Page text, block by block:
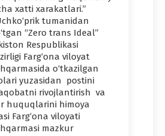
xatti xarakatlari.”
tumanidan
“Zero trans Ideal”
Respublikasi
Farg‘ona viloyat
o‘tkazilgan
yuzasidan postini
rivojlantirish va
huquqlarini himoya
Farg‘ona viloyati
mazkur